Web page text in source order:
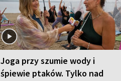
Joga przy szumie wody i
śpiewie ptaków. Tylko nad